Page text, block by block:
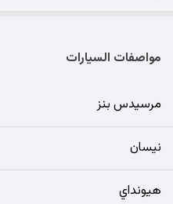
مواصفات السيارات
مرسيدس بنز
نيسان
هيونداي